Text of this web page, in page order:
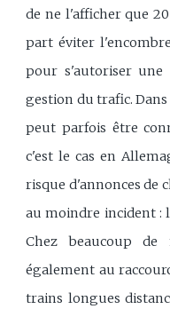
de ne l'afficher que
part éviter
pour s'autoriser
gestion du trafic.
peut parfois être
c'est le cas en
risque d'annonces de
au moindre incident :
Chez beaucoup de
également au
trains longues